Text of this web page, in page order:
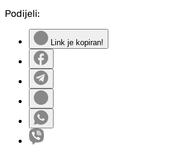
Podijeli:
Link je kopiran!